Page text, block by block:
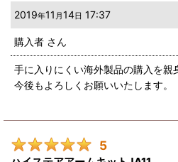
2019年11 月14日 17:37
購入者 さん
手に入りにくい海外製品の購入を親
今後もよろしくお願いいたします。
5